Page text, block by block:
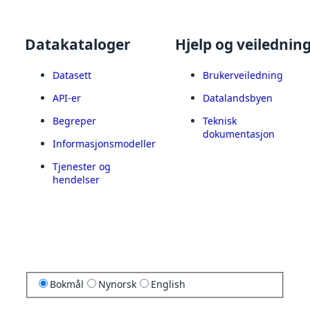
Datakataloger
Datasett
API-er
Begreper
Informasjonsmodeller
Tjenester og
hendelser
Hjelp og
Brukerveiledning
Datalandsbyen
Teknisk
dokumentasjon
Bokmål Nynorsk English